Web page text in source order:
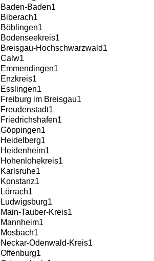
Baden-Baden1
Biberach1
Böblingen1
Bodenseekreis1
Breisgau-Hochschwarzwald1
Calw1
Emmendingen1
Enzkreis1
Esslingen1
Freiburg im Breisgau1
Freudenstadt1
Friedrichshafen1
Göppingen1
Heidelberg1
Heidenheim1
Hohenlohekreis1
Karlsruhe1
Konstanz1
Lörrach1
Ludwigsburg1
Main-Tauber-Kreis1
Mannheim1
Mosbach1
Neckar-Odenwald-Kreis1
Offenburg1